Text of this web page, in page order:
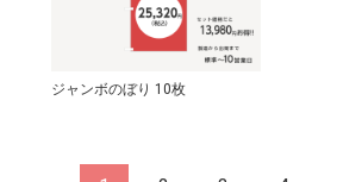
ジャンボのぼり 10枚